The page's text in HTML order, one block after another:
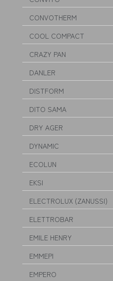
CONVOTHERM
COOL COMPACT
CRAZY PAN
DANLER
DISTFORM
DITO SAMA
DRY AGER
DYNAMIC
ECOLUN
EKSI
ELECTROLUX (ZANUSSI)
ELETTROBAR
EMILE HENRY
EMMEPI
EMPERO